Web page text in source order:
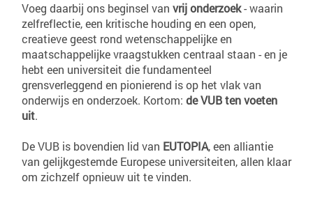
Voeg daarbij ons beginsel van vrij onderzoek- waarin
zelfreflectie, een kritische houding en een open,
creatieve geest rond wetenschappelijke en
maatschappelijke vraagstukken centraal staan - en je
hebt een universiteit die fundamenteel
grensverleggend en pionierend is op het vlak van
onderwijs en onderzoek. Kortom: de VUB ten voeten
uit.
De VUB is bovendien lid van EUTOPIA, een alliantie
van gelijkgestemde Europese universiteiten, allen klaar
om zichzelf opnieuw uit te vinden.